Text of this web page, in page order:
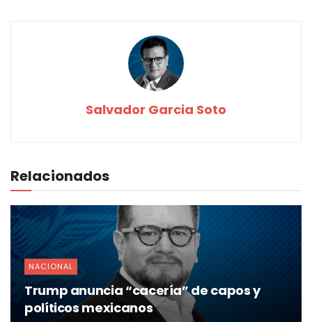
Salvador Garcia Soto
Relacionados
NACIONAL
Trump anuncia “cacería” de capos y
políticos mexicanos